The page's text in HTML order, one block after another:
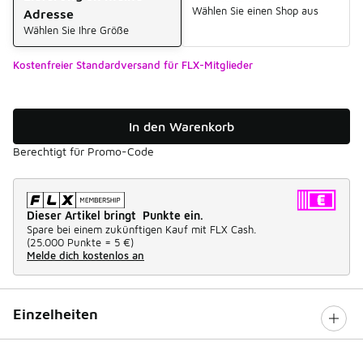
Adresse
Wählen Sie Ihre Größe
Wählen Sie einen Shop aus
Kostenfreier Standardversand für FLX-Mitglieder
In den Warenkorb
Berechtigt für Promo-Code
Dieser Artikel bringt Punkte ein.
Spare bei einem zukünftigen Kauf mit FLX Cash.
(25.000 Punkte = 5 €)
Melde dich kostenlos an
Einzelheiten